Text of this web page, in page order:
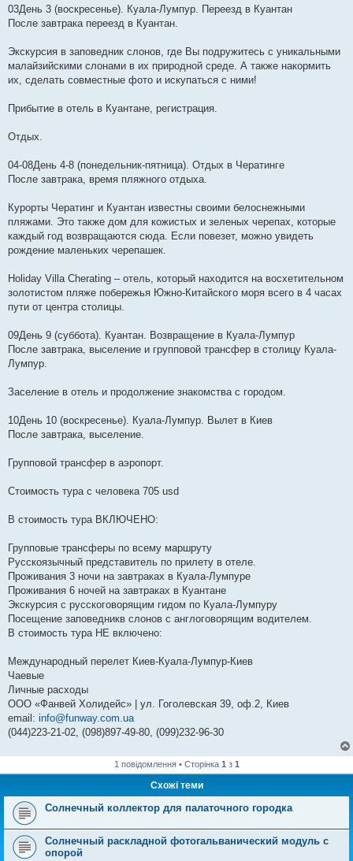
03День 3 (воскресенье). Куала-Лумпур. Переезд в Куантан
После завтрака переезд в Куантан.
Экскурсия в заповедник слонов, где Вы подружитесь с уникальными
малайзийскими слонами в их природной среде. А также накормить
их, сделать совместные фото и искупаться с ними!
Прибытие в отель в Куантане, регистрация.
Отдых.
04-08День 4-8 (понедельник-пятница). Отдых в Чератинге
После завтрака, время пляжного отдыха.
Курорты Чератинг и Куантан известны своими белоснежными
пляжами. Это также дом для кожистых и зеленых черепах, которые
каждый год возвращаются сюда. Если повезет, можно увидеть
рождение маленьких черепашек.
Holiday Villa Cherating – отель, который находится на восхетительном
золотистом пляже побережья Южно-Китайского моря всего в 4 часах
пути от центра столицы.
09День 9 (суббота). Куантан. Возвращение в Куала-Лумпур
После завтрака, выселение и групповой трансфер в столицу Куала-
Лумпур.
Заселение в отель и продолжение знакомства с городом.
10День 10 (воскресенье). Куала-Лумпур. Вылет в Киев
После завтрака, выселение.
Групповой трансфер в аэропорт.
Стоимость тура с человека 705 usd
В стоимость тура ВКЛЮЧЕНО:
Групповые трансферы по всему маршруту
Русскоязычный представитель по прилету в отеле.
Проживания 3 ночи на завтраках в Куала-Лумпуре
Проживания 6 ночей на завтраках в Куантане
Экскурсия с русскоговорящим гидом по Куала-Лумпуру
Посещение заповедникв слонов с англоговорящим водителем.
В стоимость тура НЕ включено:
Международный перелет Киев-Куала-Лумпур-Киев
Чаевые
Личные расходы
ООО «Фанвей Холидейс» | ул. Гоголевская 39, оф.2, Киев
email: info@funway.com.ua
(044)223-21-02, (098)897-49-80, (099)232-96-30
1 повідомлення • Сторінка 1 з 1
Схожі теми
Солнечный коллектор для палаточного городка
Солнечный раскладной фотогальванический модуль с
опорой